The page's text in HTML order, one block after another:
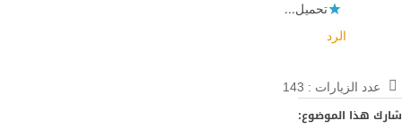
تحميل...
الرد
عدد الزيارات : 143
شارك هذا الموضوع: